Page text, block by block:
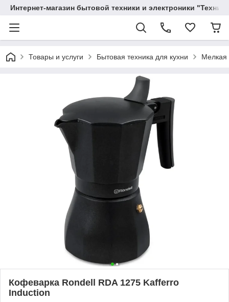
Интернет-магазин бытовой техники и электроники
Товары и услуги Бытовая техника для кухни Мелкая
Кофеварка Rondell RDA 1275 Kafferro
Induction